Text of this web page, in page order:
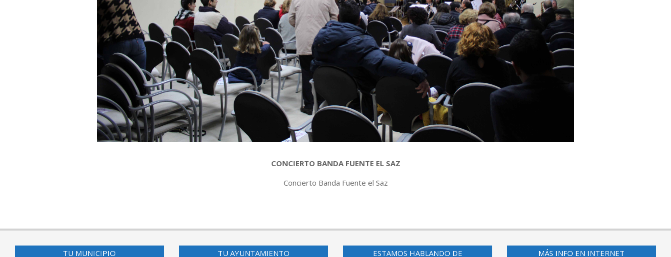
CONCIERTO BANDA FUENTE EL SAZ
Concierto Banda Fuente el Saz
12-
TU MUNICIPIO
TU AYUNTAMIENTO ESTAMOS HABLANDO DE MÁS INFO EN INTERNET